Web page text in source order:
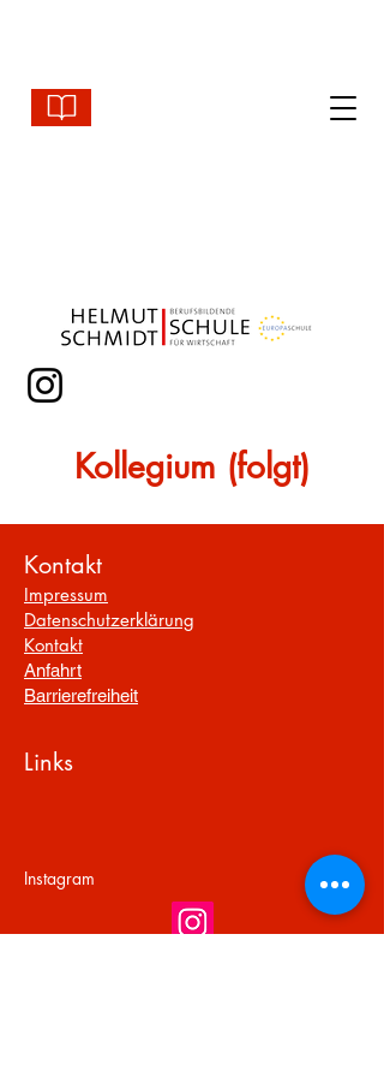
Kollegium (folgt)
Kontakt
Impressum
Datenschutzerklärung
Kontakt
Anfahrt
Barrierefreiheit
Links
Instagram